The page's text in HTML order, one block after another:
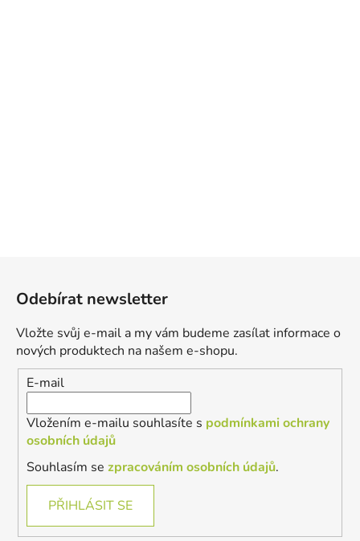
Odebírat newsletter
Vložte svůj e-mail a my vám budeme zasílat informace o
nových produktech na našem e-shopu.
E-mail
Vložením e-mailu souhlasíte s podmínkami ochrany
osobních údajů
Souhlasím se zpracováním osobních údajů.
PŘIHLÁSIT SE